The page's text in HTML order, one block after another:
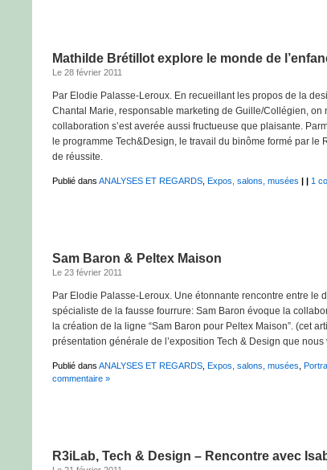
Mathilde Brétillot explore le monde de
Le 28 février 2011
Par Elodie Palasse-Leroux. En recueillant les propos de la
Chantal Marie, responsable marketing de Guille/Collégien, on
collaboration s’est averée aussi fructueuse que plaisante.
le programme Tech&Design, le travail du binôme formé par le
de réussite.
Publié dans ANALYSES ET REGARDS Expos, salons, musées | | 1
Sam Baron & Peltex Maison
Le 23 février 2011
Par Elodie Palasse-Leroux. Une étonnante rencontre entre le
spécialiste de la fausse fourrure: Sam Baron évoque la
la création de la ligne “Sam Baron pour Peltex Maison”. (cet
présentation générale de l’exposition Tech & Design que
Publié dans ANALYSES ET REGARDS Expos, salons, musées
commentaire »
R3iLab, Tech & Design – Rencontre avec